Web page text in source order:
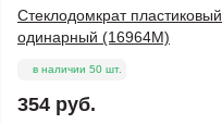
Стеклодомкрат пластиковый
одинарный (16964М)
в наличии 50 шт.
354 руб.